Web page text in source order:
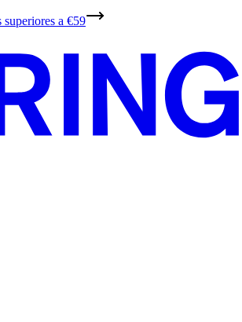
a €59